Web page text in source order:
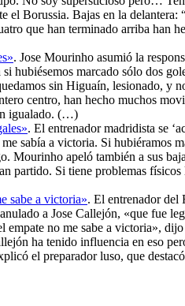
Borussia. Bajas en la
que han terminado arriba han
. Jose Mourinho asumió la
hubiésemos marcado sólo dos
sin Higuaín, lesionado, y
centro, han hecho muchos
igualado. (…)
. El entrenador madridista se
sabía a victoria. Si hubiéramos
apeló también a sus
Si tiene problemas
sabe a victoria». El entrenador del
a Jose Callejón, «que fue
no me sabe a victoria»,
ha tenido influencia en eso
el preparador luso, que